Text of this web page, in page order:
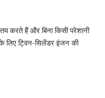
करते हैं और बिना किसी परेशानी
लिए ट्विन-सिलेंडर इंजन की